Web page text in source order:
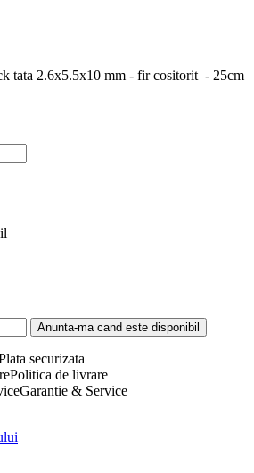
tata 2.6x5.5x10 mm - fir cositorit - 25cm
Anunta-ma cand este disponibil
securizata
Politica de livrare
Garantie & Service